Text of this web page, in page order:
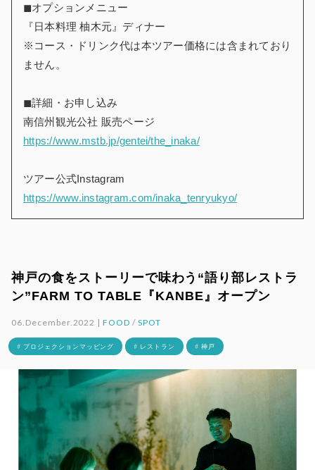
◼︎オプションメニュー
『日本料理 柚木元』ディナー
※コース・ドリンク代は本ツアー価格には含まれており
ません。
◼︎詳細・お申し込み
南信州観光公社 販売ページ
https://www.mstb.jp/gentei/the_inaka/
ツアー公式Instagram
https://www.instagram.com/inaka_tenryukyo/
神戸の食をストーリーで味わう“語り部レストラ
ン”FARM TO TABLE『KANBE』オープン
06.December.2022 |FOOD / SPOT
# プロジェクションマッピング # レストラン # 神戸